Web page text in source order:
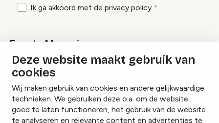
Deze website maakt gebruik van
cookies
Wij maken gebruik van cookies en andere gelijkwaardige
technieken. We gebruiken deze o.a. om de website
goed te laten functioneren, het gebruik van de website
te analyseren en relevante content en advertenties te
Ik ga akkoord met de privacy policy
Events Magazine
Ik ontvang graag Events Magazine